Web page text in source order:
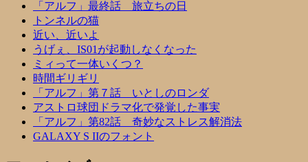
「アルフ」最終話 旅立ちの日
トンネルの猫
近い、近いよ
うげぇ、IS01が起動しなくなった
ミィって一体いくつ？
時間ギリギリ
「アルフ」第７話 いとしのロンダ
アストロ球団ドラマ化で発覚した事実
「アルフ」第82話 奇妙なストレス解消法
GALAXY S IIのフォント